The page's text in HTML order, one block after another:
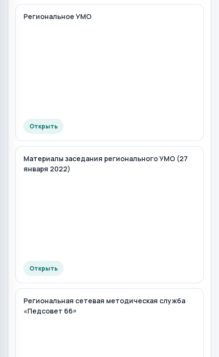
Региональное УМО
Открыть
Материалы заседания регионального УМО (27
января 2022)
Открыть
Региональная сетевая методическая служба
«Педсовет 66»